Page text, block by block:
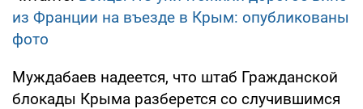
из Франции на въезде в Крым: опубликованы
фото
Муждабаев надеется, что штаб Гражданской
блокады Крыма разберется со случившимся